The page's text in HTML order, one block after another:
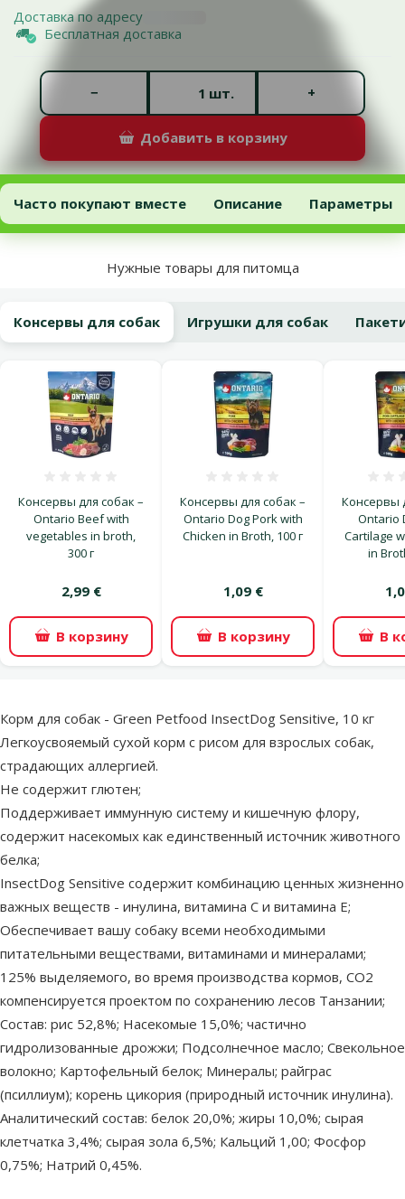
Доставка по адресу
Бесплатная доставка
шт.
− +
Добавить в корзину
Корм для собак - Josera Green Petfood Insect Dog Sensitive, 10 кг
Добавить в корзину
Часто покупают вместе Описание Параметры
В начало страницы
Нужные товары для питомца
Консервы для собак Игрушки для собак
Консервы для собак –
Ontario Beef with
vegetables in broth,
300 г
2,99 €
В корзину
Консервы для собак –
Ontario Dog Pork with
Chicken in Broth, 100 г
1,09 €
В корзину
Консервы
Ontario
Cartilage
in
В
superzoo.product.detail.content
Корм для собак - Green Petfood InsectDog Sensitive, 10 кг
Легкоусвояемый сухой корм с рисом для взрослых собак,
страдающих аллергией.
Не содержит глютен;
Поддерживает иммунную систему и кишечную флору,
содержит насекомых как единственный источник животного
белка;
InsectDog Sensitive содержит комбинацию ценных жизненно
важных веществ - инулина, витамина С и витамина Е;
Обеспечивает вашу собаку всеми необходимыми
питательными веществами, витаминами и минералами;
125% выделяемого, во время производства кормов, CO2
компенсируется проектом по сохранению лесов Танзании;
Состав: рис 52,8%; Насекомые 15,0%; частично
гидролизованные дрожжи; Подсолнечное масло; Свекольное
волокно; Картофельный белок; Минералы; райграс
(псиллиум); корень цикория (природный источник инулина).
Аналитический состав: белок 20,0%; жиры 10,0%; сырая
клетчатка 3,4%; сырая зола 6,5%; Кальций 1,00; Фосфор
0,75%; Натрий 0,45%.